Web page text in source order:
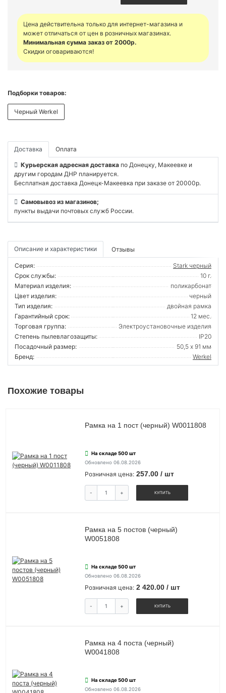
Цена действительна только для интернет-магазина и
может отличаться от цен в розничных магазинах.
Минимальная сумма заказ от 2000р.
Скидки оговариваются!
Подборки товаров:
Черный Werkel
Доставка Оплата
Курьерская адресная доставка по Донецку, Макеевке и
другим городам ДНР планируется.
Бесплатная доставка Донецк-Макеевка при заказе от 20000р.
Самовывоз из магазинов;
пункты выдачи почтовых служб России.
Описание и характеристики Отзывы
Серия:
Stark черный
Срок службы:
10 г.
Материал изделия:
поликарбонат
Цвет изделия:
черный
Тип изделия:
двойная рамка
Гарантийный срок:
12 мес.
Торговая группа:
Электроустановочные изделия
Степень пылевлагозащиты:
IP20
Посадочный размер:
50,5 х 91 мм
Бренд:
Werkel
Похожие товары
Рамка на 1 пост (черный) W0011808
На складе 500 шт
Обновлено 06.08.2026
Розничная цена: 257.00 / шт
- + КУПИТЬ
Рамка на 5 постов (черный)
W0051808
На складе 500 шт
Обновлено 06.08.2026
Розничная цена: 2 420.00 / шт
- + КУПИТЬ
Рамка на 4 поста (черный)
W0041808
На складе 500 шт
Обновлено 06.08.2026